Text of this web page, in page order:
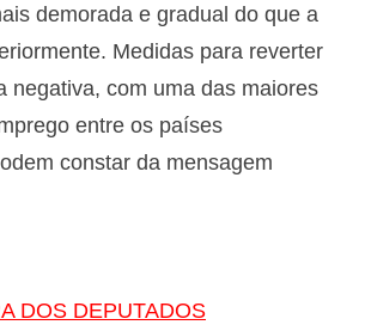
demorada e gradual do que a
Medidas para reverter
negativa, com uma das maiores
entre os países
constar da mensagem
DOS DEPUTADOS